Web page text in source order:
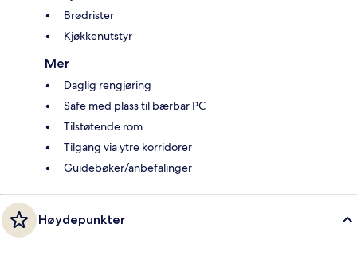
Brødrister
Kjøkkenutstyr
Mer
Daglig rengjøring
Safe med plass til bærbar PC
Tilstøtende rom
Tilgang via ytre korridorer
Guidebøker/anbefalinger
Høydepunkter